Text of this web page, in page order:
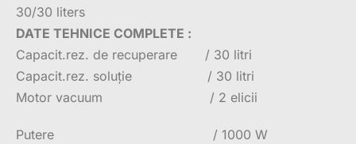
30/30 liters
DATE TEHNICE COMPLETE :
Capacit.rez. de recuperare / 30 litri
Capacit.rez. soluție / 30 litri
Motor vacuum / 2 elicii
Putere / 1000 W